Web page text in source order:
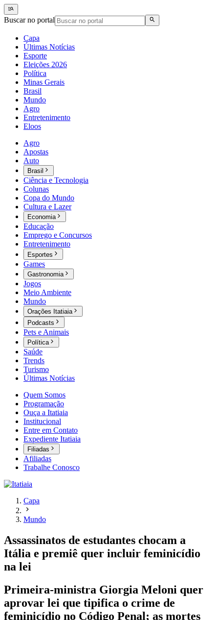
Buscar no portal
Capa
Últimas Notícias
Esporte
Eleições 2026
Política
Minas Gerais
Brasil
Mundo
Agro
Entretenimento
Eloos
Agro
Apostas
Auto
Brasil
Ciência e Tecnologia
Colunas
Copa do Mundo
Cultura e Lazer
Economia
Educação
Emprego e Concursos
Entretenimento
Esportes
Games
Gastronomia
Jogos
Meio Ambiente
Mundo
Orações Itatiaia
Podcasts
Pets e Animais
Política
Saúde
Trends
Turismo
Últimas Notícias
Quem Somos
Programação
Ouça a Itatiaia
Institucional
Entre em Contato
Expediente Itatiaia
Filiadas
Afiliadas
Trabalhe Conosco
Capa
Mundo
Assassinatos de estudantes chocam a
Itália e premiê quer incluir feminicídio
na lei
Primeira-ministra Giorgia Meloni quer
aprovar lei que tipifica o crime de
feminicídio no Código Penal; as mortes